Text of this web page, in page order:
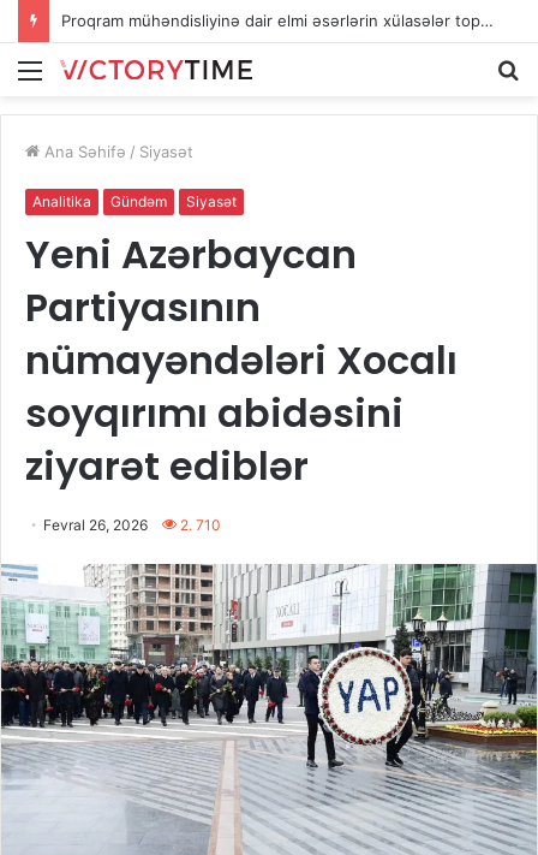
Proqram mühəndisliyinə dair elmi əsərlərin xülasələr toplusu dərc edilib
Menu
Ana Səhifə / Siyasət
Analitika Gündəm Siyasət
Yeni Azərbaycan
Partiyasının
nümayəndələri Xocalı
soyqırımı abidəsini
ziyarət ediblər
Fevral 26, 2026 2. 710